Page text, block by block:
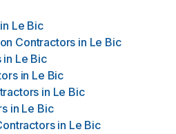
in Le Bic
Contractors in Le Bic
in Le Bic
in Le Bic
in Le Bic
in Le Bic
in Le Bic